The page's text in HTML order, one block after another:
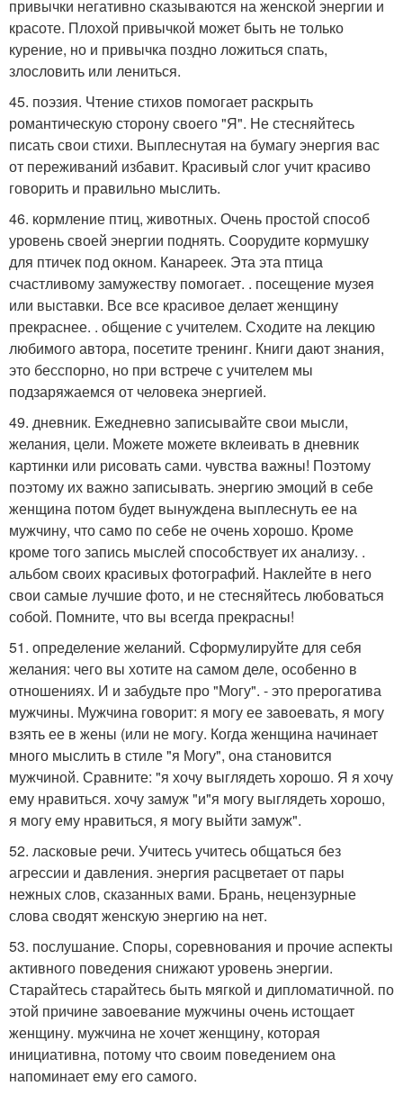
привычки негативно сказываются на женской энергии и
красоте. Плохой привычкой может быть не только
курение, но и привычка поздно ложиться спать,
злословить или лениться.
45. поэзия. Чтение стихов помогает раскрыть
романтическую сторону своего "Я". Не стесняйтесь
писать свои стихи. Выплеснутая на бумагу энергия вас
от переживаний избавит. Красивый слог учит красиво
говорить и правильно мыслить.
46. кормление птиц, животных. Очень простой способ
уровень своей энергии поднять. Соорудите кормушку
для птичек под окном. Канареек. Эта эта птица
счастливому замужеству помогает. . посещение музея
или выставки. Все все красивое делает женщину
прекраснее. . общение с учителем. Сходите на лекцию
любимого автора, посетите тренинг. Книги дают знания,
это бесспорно, но при встрече с учителем мы
подзаряжаемся от человека энергией.
49. дневник. Ежедневно записывайте свои мысли,
желания, цели. Можете можете вклеивать в дневник
картинки или рисовать сами. чувства важны! Поэтому
поэтому их важно записывать. энергию эмоций в себе
женщина потом будет вынуждена выплеснуть ее на
мужчину, что само по себе не очень хорошо. Кроме
кроме того запись мыслей способствует их анализу. .
альбом своих красивых фотографий. Наклейте в него
свои самые лучшие фото, и не стесняйтесь любоваться
собой. Помните, что вы всегда прекрасны!
51. определение желаний. Сформулируйте для себя
желания: чего вы хотите на самом деле, особенно в
отношениях. И и забудьте про "Могу". - это прерогатива
мужчины. Мужчина говорит: я могу ее завоевать, я могу
взять ее в жены (или не могу. Когда женщина начинает
много мыслить в стиле "я Могу", она становится
мужчиной. Сравните: "я хочу выглядеть хорошо. Я я хочу
ему нравиться. хочу замуж "и"я могу выглядеть хорошо,
я могу ему нравиться, я могу выйти замуж".
52. ласковые речи. Учитесь учитесь общаться без
агрессии и давления. энергия расцветает от пары
нежных слов, сказанных вами. Брань, нецензурные
слова сводят женскую энергию на нет.
53. послушание. Споры, соревнования и прочие аспекты
активного поведения снижают уровень энергии.
Старайтесь старайтесь быть мягкой и дипломатичной. по
этой причине завоевание мужчины очень истощает
женщину. мужчина не хочет женщину, которая
инициативна, потому что своим поведением она
напоминает ему его самого.